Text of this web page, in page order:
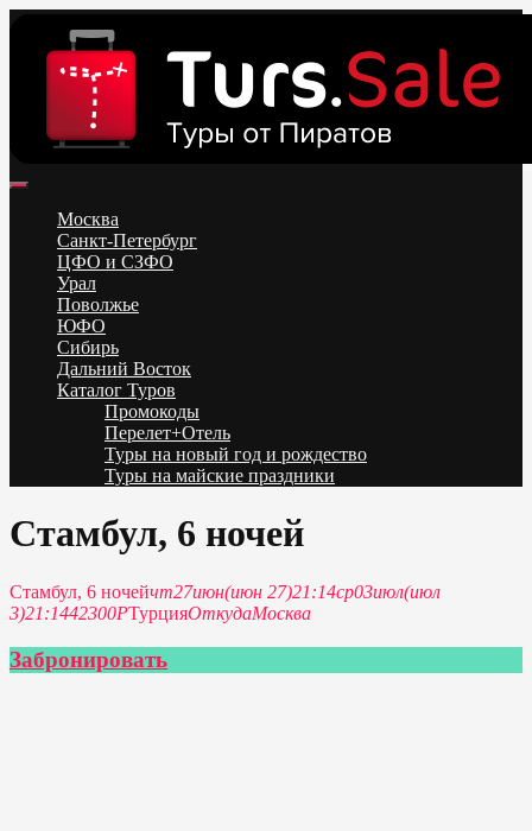
content
Низкие цены на путевки 3-7-10 ночей все включено, отдых на
море. Распродажа экскурсионных и горнолыжных туров.
Обновление каждый день. Официальный сайт Тур Сейл
Москва
Санкт-Петербург
ЦФО и СЗФО
Урал
Поволжье
ЮФО
Сибирь
Дальний Восток
Каталог Туров
Промокоды
Перелет+Отель
Туры на новый год и рождество
Туры на майские праздники
Стамбул, 6 ночей
Стамбул, 6 ночейчт27июн(июн 27)21:14ср03июл(июл
3)21:1442300РТурцияОткудаМосква
Забронировать